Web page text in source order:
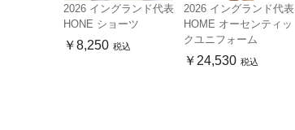
2026 イングランド代表
HONE ショーツ
￥8,250 税込
2026 イングランド代表
HOME オーセンティッ
クユニフォーム
￥24,530 税込